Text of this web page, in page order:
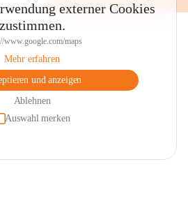
externer Cookies
zustimmen.
www.google.com/maps
Mehr erfahren
und anzeigen
Ablehnen
Auswahl merken